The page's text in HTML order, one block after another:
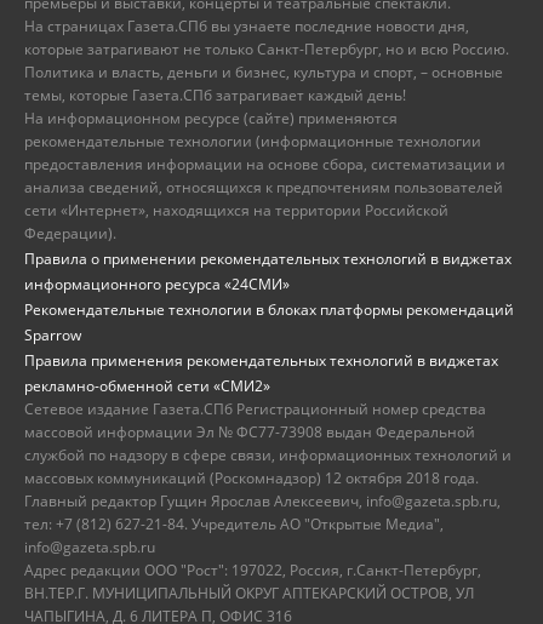
На страницах Газета.СПб вы узнаете последние новости дня,
которые затрагивают не только Санкт-Петербург, но и всю Россию.
Политика и власть, деньги и бизнес, культура и спорт, – основные
темы, которые Газета.СПб затрагивает каждый день!
На информационном ресурсе (сайте) применяются
рекомендательные технологии (информационные технологии
предоставления информации на основе сбора, систематизации и
анализа сведений, относящихся к предпочтениям пользователей
сети «Интернет», находящихся на территории Российской
Федерации).
Правила о применении рекомендательных технологий в виджетах
информационного ресурса «24СМИ»
Рекомендательные технологии в блоках платформы рекомендаций
Sparrow
Правила применения рекомендательных технологий в виджетах
рекламно-обменной сети «СМИ2»
Сетевое издание Газета.СПб Регистрационный номер средства
массовой информации Эл № ФС77-73908 выдан Федеральной
службой по надзору в сфере связи, информационных технологий и
массовых коммуникаций (Роскомнадзор) 12 октября 2018 года.
Главный редактор Гущин Ярослав Алексеевич, info@gazeta.spb.ru,
тел: +7 (812) 627-21-84. Учредитель АО "Открытые Медиа",
info@gazeta.spb.ru
Адрес редакции ООО "Рост": 197022, Россия, г.Санкт-Петербург,
ВН.ТЕР.Г. МУНИЦИПАЛЬНЫЙ ОКРУГ АПТЕКАРСКИЙ ОСТРОВ, УЛ
ЧАПЫГИНА, Д. 6 ЛИТЕРА П, ОФИС 316